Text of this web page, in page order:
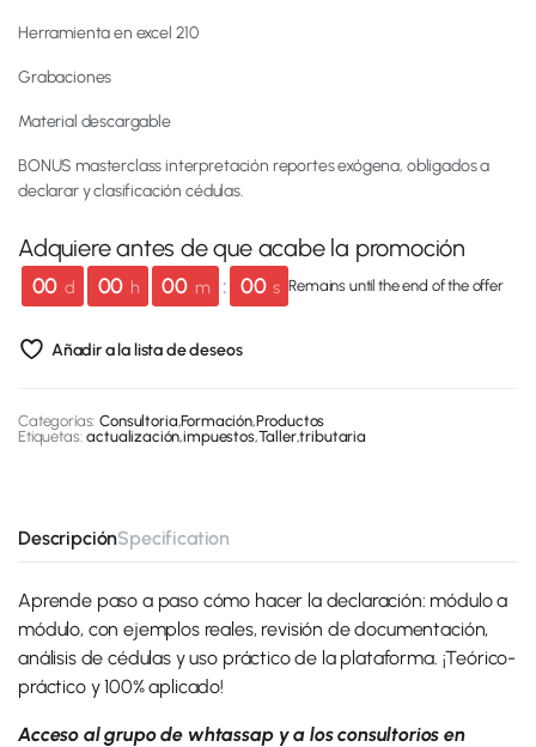
Herramienta en excel 210
Grabaciones
Material descargable
BONUS masterclass interpretación reportes exógena, obligados a
declarar y clasificación cédulas.
Adquiere antes de que acabe la promoción
00 d 00 h 00 m : 00 s Remains until the end of the offer
Añadir a la lista de deseos
Categorías: Consultoria,Formación,Productos
Etiquetas: actualización,impuestos,Taller,tributaria
DescripciónSpecification
Aprende paso a paso cómo hacer la declaración: módulo a
módulo, con ejemplos reales, revisión de documentación,
análisis de cédulas y uso práctico de la plataforma. ¡Teórico-
práctico y 100% aplicado!
Acceso al grupo de whtassap y a los consultorios en